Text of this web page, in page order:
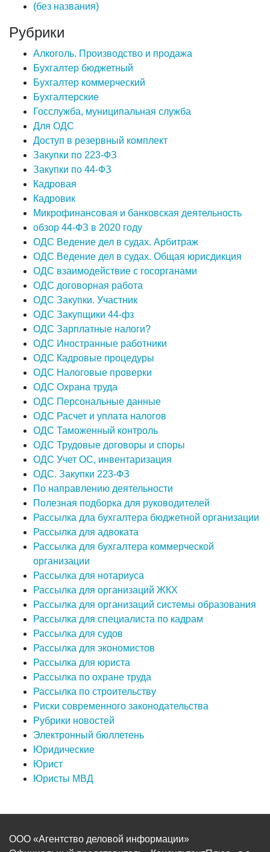
(без названия)
Рубрики
Алкоголь. Производство и продажа
Бухгалтер бюджетный
Бухгалтер коммерческий
Бухгалтерские
Госслужба, муниципальная служба
Для ОДС
Доступ в резервный комплект
Закупки по 223-ФЗ
Закупки по 44-ФЗ
Кадровая
Кадровик
Микрофинансовая и банковская деятельность
обзор 44-ФЗ в 2020 году
ОДС Ведение дел в судах. Арбитраж
ОДС Ведение дел в судах. Общая юрисдикция
ОДС взаимодействие с госорганами
ОДС договорная работа
ОДС Закупки. Участник
ОДС Закупщики 44-фз
ОДС Зарплатные налоги?
ОДС Иностранные работники
ОДС Кадровые процедуры
ОДС Налоговые проверки
ОДС Охрана труда
ОДС Персональные данные
ОДС Расчет и уплата налогов
ОДС Таможенный контроль
ОДС Трудовые договоры и споры
ОДС Учет ОС, инвентаризация
ОДС. Закупки 223-ФЗ
По направлению деятельности
Полезная подборка для руководителей
Рассылка дла бухгалтера бюджетной организации
Рассылка для адвоката
Рассылка для бухгалтера коммерческой
организации
Рассылка для нотариуса
Рассылка для организаций ЖКХ
Рассылка для организаций системы образования
Рассылка для специалиста по кадрам
Рассылка для судов
Рассылка для экономистов
Рассылка для юриста
Рассылка по охране труда
Рассылка по строительству
Риски современного законодательства
Рубрики новостей
Электронный бюллетень
Юридические
Юрист
Юристы МВД
ООО «Агентство деловой информации»